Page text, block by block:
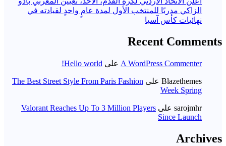
الزاكي مدربًا للمنتخب الأول لمدة عامٍ واحدٍ لقيادته ​في
نهائيات كأس آسيا
Recent Comments
A WordPress Commenter على Hello world!
Blazethemes على The Best Street Style From Paris Fashion
Week Spring
sarojmhr على Valorant Reaches Up To 3 Million Players
Since Launch
Archives